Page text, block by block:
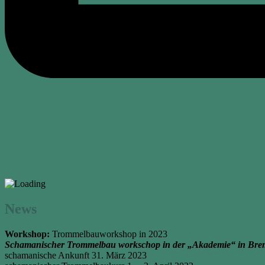
News
Workshop: Trommelbauworkshop in 2023
Schamanischer Trommelbau workschop in der „Akademie“ in
schamanische Ankunft 31. März 2023